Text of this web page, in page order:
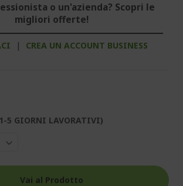
o un'azienda? Scopri le
migliori offerte!
| CREA UN ACCOUNT BUSINESS
5 GIORNI LAVORATIVI)
Vai al Prodotto